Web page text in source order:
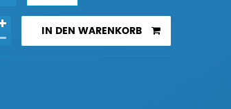
IN DEN WARENKORB